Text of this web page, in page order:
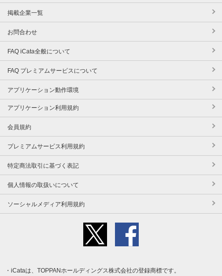
掲載企業一覧
お問合わせ
FAQ iCata全般について
FAQ プレミアムサービスについて
アプリケーション動作環境
アプリケーション利用規約
会員規約
プレミアムサービス利用規約
特定商法取引に基づく表記
個人情報の取扱いについて
ソーシャルメディア利用規約
iCataは、TOPPANホールディングス株式会社の登録商標です。